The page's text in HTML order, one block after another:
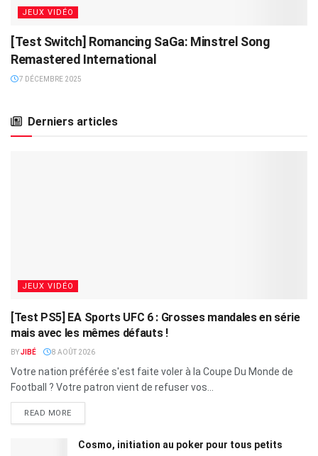
JEUX VIDÉO
[Test Switch] Romancing SaGa: Minstrel Song
Remastered International
7 DÉCEMBRE 2025
Derniers articles
JEUX VIDÉO
[Test PS5] EA Sports UFC 6 : Grosses mandales en série
mais avec les mêmes défauts !
BYJIBÉ 8 AOÛT 2026
Votre nation préférée s'est faite voler à la Coupe Du Monde de
Football ? Votre patron vient de refuser vos...
READ MORE
Cosmo, initiation au poker pour tous petits